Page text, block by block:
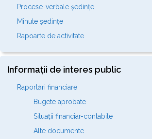
Procese-verbale ședințe
Minute ședințe
Rapoarte de activitate
Informații de interes public
Raportări financiare
Bugete aprobate
Situații financiar-contabile
Alte documente